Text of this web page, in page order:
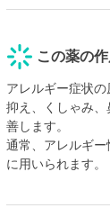
この薬の
アレルギー症状
抑え、くしゃみ
善します。
通常、アレルギ
に用いられます。